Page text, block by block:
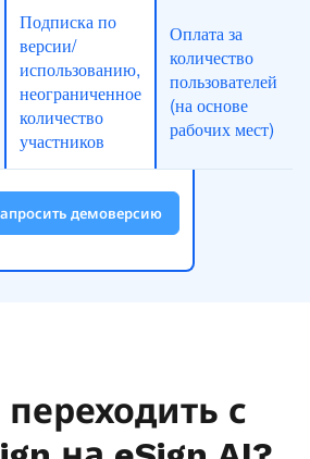
Подписка по
версии/
использованию,
неограниченное
количество
участников
Оплата за
количество
пользователей
(на основе
рабочих мест)
демоверсию
с